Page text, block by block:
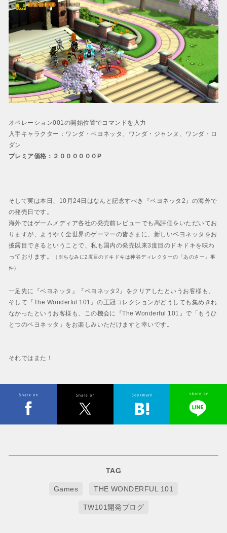
オペレーション001の開始位置でコマンドを入力
入手キャラクター：ワンダ・ベヨネッタ、ワンダ・ジャンヌ、ワンダ・ロ
ダン
プレミア価格：２００００００P
そして実は本日、10月24日はなんと記念すべき
『ベヨネッタ2』の海外で
の発売日 です。
海外ではゲームメディア各社の発売前レビューでも高評価をいただいてお
りますが、ようやく全世界のゲーマーの皆さまに、新しいベヨネッタをお
披露目できるということで、私も国内の発売以来3度目のドキドキを味わ
っております。
（※ちなみに2度目のドキドキは神谷ディレクターの「あのさー」事
件）
一足先に『ベヨネッタ』『ベヨネッタ2』をクリアしたというお客様も、
そして『The Wonderful 101』の王冠コレクションがどうしても集めきれ
なかったというお客様も、この機会に『The Wonderful 101』で「もうひ
とつのベヨネッタ」をお楽しみいただけますと幸いです。
それではまた！
TAG
Games THE WONDERFUL 101
TW101開発ブログ